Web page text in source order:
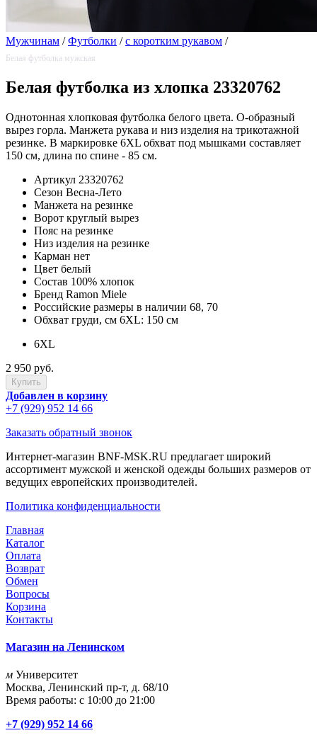
Мужчинам / Футболки / с коротким рукавом /
Белая футболка мужская
Белая футболка из хлопка 23320762
Однотонная хлопковая футболка белого цвета. О-образный
вырез горла. Манжета рукава и низ изделия на трикотажной
резинке. В маркировке 6XL обхват под мышками составляет
150 см, длина по спине - 85 см.
Артикул 23320762
Сезон Весна-Лето
Манжета на резинке
Ворот круглый вырез
Пояс на резинке
Низ изделия на резинке
Карман нет
Цвет белый
Состав 100% хлопок
Бренд Ramon Miele
Российские размеры в наличии 68, 70
Обхват груди, см 6XL: 150 см
6XL
2 950 руб.
Добавлен в корзину
+7 (929) 952 14 66
Заказать обратный звонок
Интернет-магазин BNF-MSK.RU предлагает широкий
ассортимент мужской и женской одежды больших размеров от
ведущих европейских производителей.
Политика конфиденциальности
Главная
Каталог
Оплата
Возврат
Обмен
Вопросы
Корзина
Контакты
Магазин на Ленинском
м Университет
Москва, Ленинский пр-т, д. 68/10
Время работы: с 10:00 до 21:00
+7 (929) 952 14 66